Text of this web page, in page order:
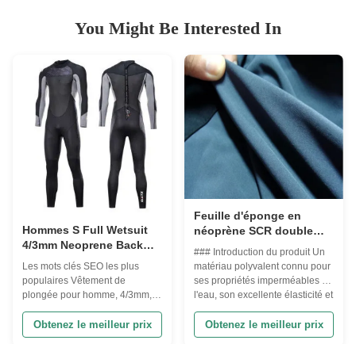
You Might Be Interested In
Hommes S Full Wetsuit
4/3mm Neoprene Back
Zip avec poitrine
Panneau à peau lisse
Surf thermique / Maillot
libre SUP Sports de vent
Les mots clés SEO les plus
populaires Vêtement de
plongée pour homme, 4/3mm,
Vêtement de plongée à
fermeture à glissière, peau lisse,
peau de poitrine, Vêtement de
Obtenez le meilleur prix
Feuille d'éponge en
néoprène SCR double
face, épaisseur 3 mm - 6
mm
### Introduction du produit Un
matériau polyvalent connu pour
ses propriétés imperméables à
l'eau, son excellente élasticité et
sa douceur, avec des
caractéristiques résistantes au
froid.Vêtements de surfIl
Obtenez le meilleur prix